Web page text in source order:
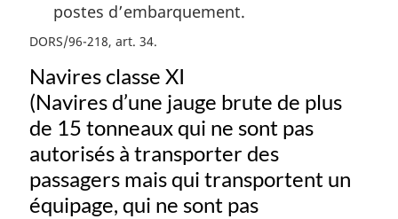
postes d’embarquement.
DORS/96-218, art. 34
Navires classe XI
(Navires d’une jauge brute de plus
de 15 tonneaux qui ne sont pas
autorisés à transporter des
passagers mais qui transportent un
équipage, qui ne sont pas